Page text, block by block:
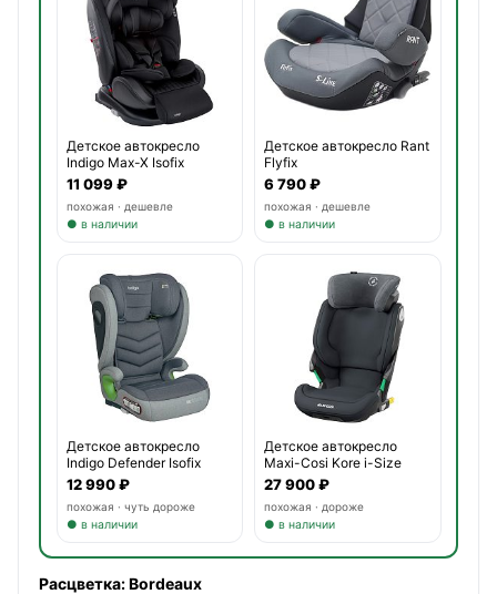
Детское автокресло
Indigo Max-X Isofix
11 099 ₽
похожая · дешевле
● в наличии
Детское автокресло Rant
Flyfix
6 790 ₽
похожая · дешевле
● в наличии
Детское автокресло
Indigo Defender Isofix
12 990 ₽
похожая · чуть дороже
● в наличии
Детское автокресло
Maxi-Cosi Kore i-Size
27 900 ₽
похожая · дороже
● в наличии
Расцветка:Bordeaux